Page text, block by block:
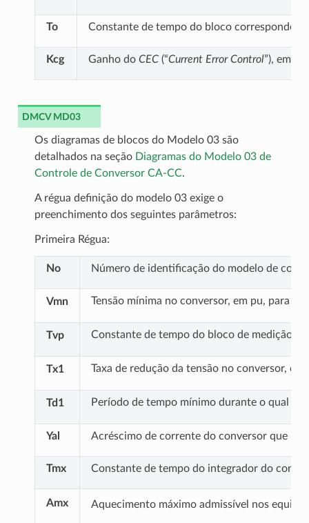
To Constante de tempo do bloco
Kcg Ganho do CEC(“Current Error Control”), em
DMCV MD03
Os diagramas de blocos do Modelo 03 são
detalhados na seção Diagramas do Modelo 03 de
Controle de Conversor CA-CC.
A régua definição do modelo 03 exige o
preenchimento dos seguintes parâmetros:
Primeira Régua:
No Número de identificação do modelo de
Vmn Tensão mínima no conversor, em pu, para
Tvp Constante de tempo do bloco de medição
Tx1 Taxa de redução da tensão no conversor,
Td1 Período de tempo mínimo durante o qual o
Yal Acréscimo de corrente do conversor que
Tmx Constante de tempo do integrador do
Amx Aquecimento máximo admissível nos